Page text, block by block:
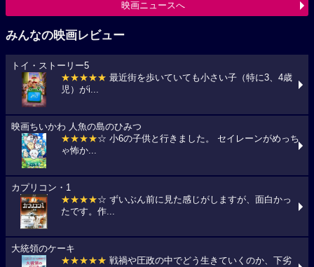
映画ニュースへ
みんなの映画レビュー
トイ・ストーリー5
★★★★★ 最近街を歩いていても小さい子（特に3、4歳
児）がi...
映画ちいかわ 人魚の島のひみつ
★★★★☆ 小6の子供と行きました。 セイレーンがめっち
ゃ怖か...
カプリコン・1
★★★★☆ ずいぶん前に見た感じがしますが、面白かっ
たです。作...
大統領のケーキ
★★★★★ 戦禍や圧政の中でどう生きていくのか、下劣